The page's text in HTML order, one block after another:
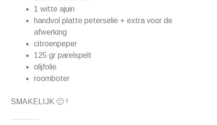
1 witte ajuin
handvol platte peterselie + extra voor de
afwerking
citroenpeper
125 gr parelspelt
olijfolie
roomboter
SMAKELIJK 🙂 !